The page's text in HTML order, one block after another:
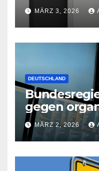
neues iPad
MÄRZ 3, 2026
DEUTSCHLAND
gegen
Kriminalität
MÄRZ 2, 2026